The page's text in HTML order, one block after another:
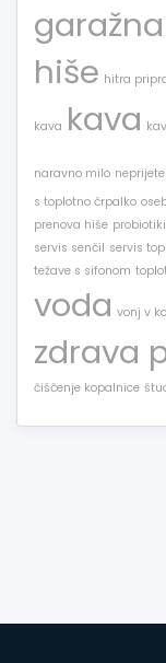
hiše hitra
kava kava
naravno milo
s toplotno črpalko
prenova hiše probiotiki
servis senčil servis
težave s sifonom
voda vonj v
zdrava
čiščenje kopalnice